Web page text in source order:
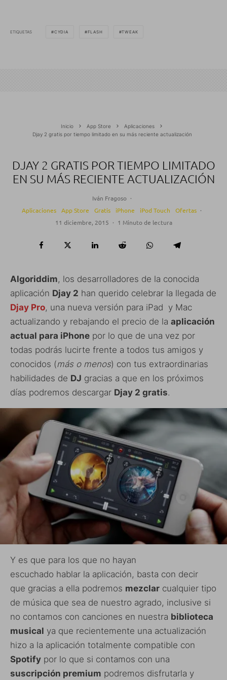
ETIQUETAS CYDIA FLASH TWEAK
Inicio App Store
Aplicaciones
Djay 2 gratis por tiempo limitado en su más reciente actualización
DJAY 2 GRATIS POR TIEMPO LIMITADO
EN SU MÁS RECIENTE ACTUALIZACIÓN
Iván Fragoso ·
Aplicaciones
App Store Gratis iPhone iPod Touch Ofertas ·
11 diciembre, 2015 · 1 Minuto de lectura
Algoriddim, los desarrolladores de la conocida
aplicación Djay 2 han querido celebrar la llegada de
Djay Pro, una nueva versión para iPad y Mac
actualizando y rebajando el precio de la aplicación
actual para iPhone por lo que de una vez por
todas podrás lucirte frente a todos tus amigos y
conocidos (más o menos) con tus extraordinarias
habilidades de DJ gracias a que en los próximos
días podremos descargar Djay 2 gratis.
Y es que para los que no hayan
escuchado hablar la aplicación, basta con decir
que gracias a ella podremos mezclar cualquier tipo
de música que sea de nuestro agrado, inclusive si
no contamos con canciones en nuestra biblioteca
musical ya que recientemente una actualización
hizo a la aplicación totalmente compatible con
Spotify por lo que si contamos con una
suscripción premium podremos disfrutarla y